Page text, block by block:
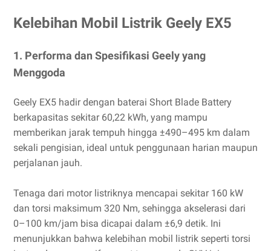
Kelebihan Mobil Listrik Geely EX5
1. Performa dan Spesifikasi Geely yang
Menggoda
Geely EX5 hadir dengan baterai Short Blade Battery
berkapasitas sekitar 60,22 kWh, yang mampu
memberikan jarak tempuh hingga ±490–495 km dalam
sekali pengisian, ideal untuk penggunaan harian maupun
perjalanan jauh.
Tenaga dari motor listriknya mencapai sekitar 160 kW
dan torsi maksimum 320 Nm, sehingga akselerasi dari
0–100 km/jam bisa dicapai dalam ±6,9 detik. Ini
menunjukkan bahwa kelebihan mobil listrik seperti torsi